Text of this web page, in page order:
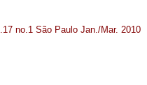
no.1 São Paulo Jan./Mar. 2010